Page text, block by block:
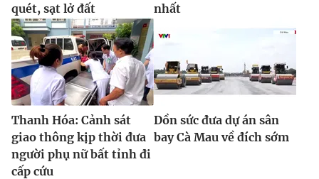
quét, sạt lở đất
nhất
Thanh Hóa: Cảnh sát
giao thông kịp thời đưa
người phụ nữ bất tỉnh đi
cấp cứu
Dồn sức đưa dự án sân
bay Cà Mau về đích sớm